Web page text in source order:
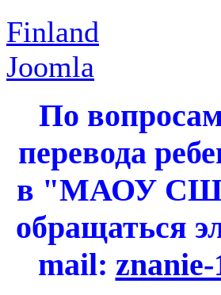
Finland
Joomla
По
перевода
в "МАОУ СШ
обращаться
mail: